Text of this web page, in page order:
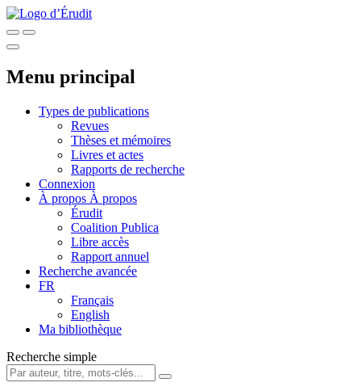
Menu principal
Types de publications
Revues
Thèses et mémoires
Livres et actes
Rapports de recherche
Connexion
À propos À propos
Érudit
Coalition Publica
Libre accès
Rapport annuel
Recherche avancée
FR
Français
English
Ma bibliothèque
Recherche simple